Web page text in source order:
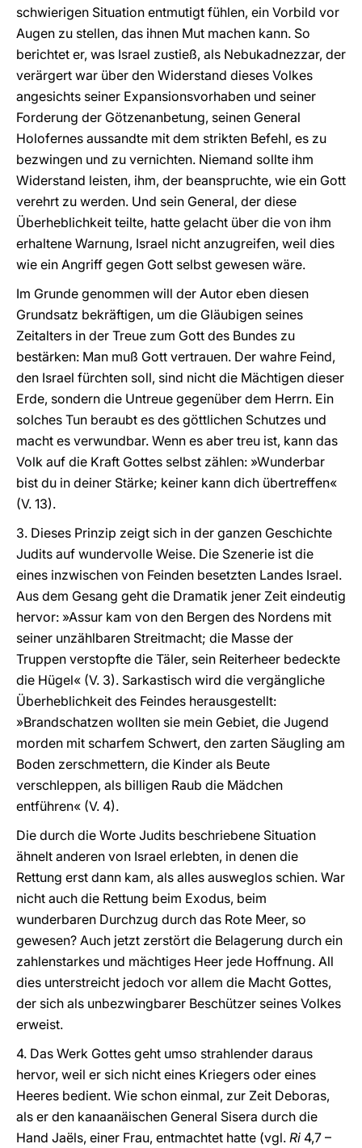
schwierigen Situation entmutigt fühlen, ein Vorbild vor
Augen zu stellen, das ihnen Mut machen kann. So
berichtet er, was Israel zustieß, als Nebukadnezzar, der
verärgert war über den Widerstand dieses Volkes
angesichts seiner Expansionsvorhaben und seiner
Forderung der Götzenanbetung, seinen General
Holofernes aussandte mit dem strikten Befehl, es zu
bezwingen und zu vernichten. Niemand sollte ihm
Widerstand leisten, ihm, der beanspruchte, wie ein Gott
verehrt zu werden. Und sein General, der diese
Überheblichkeit teilte, hatte gelacht über die von ihm
erhaltene Warnung, Israel nicht anzugreifen, weil dies
wie ein Angriff gegen Gott selbst gewesen wäre.
Im Grunde genommen will der Autor eben diesen
Grundsatz bekräftigen, um die Gläubigen seines
Zeitalters in der Treue zum Gott des Bundes zu
bestärken: Man muß Gott vertrauen. Der wahre Feind,
den Israel fürchten soll, sind nicht die Mächtigen dieser
Erde, sondern die Untreue gegenüber dem Herrn. Ein
solches Tun beraubt es des göttlichen Schutzes und
macht es verwundbar. Wenn es aber treu ist, kann das
Volk auf die Kraft Gottes selbst zählen: »Wunderbar
bist du in deiner Stärke; keiner kann dich übertreffen«
(V. 13).
3. Dieses Prinzip zeigt sich in der ganzen Geschichte
Judits auf wundervolle Weise. Die Szenerie ist die
eines inzwischen von Feinden besetzten Landes Israel.
Aus dem Gesang geht die Dramatik jener Zeit eindeutig
hervor: »Assur kam von den Bergen des Nordens mit
seiner unzählbaren Streitmacht; die Masse der
Truppen verstopfte die Täler, sein Reiterheer bedeckte
die Hügel« (V. 3). Sarkastisch wird die vergängliche
Überheblichkeit des Feindes herausgestellt:
»Brandschatzen wollten sie mein Gebiet, die Jugend
morden mit scharfem Schwert, den zarten Säugling am
Boden zerschmettern, die Kinder als Beute
verschleppen, als billigen Raub die Mädchen
entführen« (V. 4).
Die durch die Worte Judits beschriebene Situation
ähnelt anderen von Israel erlebten, in denen die
Rettung erst dann kam, als alles ausweglos schien. War
nicht auch die Rettung beim Exodus, beim
wunderbaren Durchzug durch das Rote Meer, so
gewesen? Auch jetzt zerstört die Belagerung durch ein
zahlenstarkes und mächtiges Heer jede Hoffnung. All
dies unterstreicht jedoch vor allem die Macht Gottes,
der sich als unbezwingbarer Beschützer seines Volkes
erweist.
4. Das Werk Gottes geht umso strahlender daraus
hervor, weil er sich nicht eines Kriegers oder eines
Heeres bedient. Wie schon einmal, zur Zeit Deboras,
als er den kanaanäischen General Sisera durch die
Hand Jaëls, einer Frau, entmachtet hatte (vgl. Ri 4,7 –